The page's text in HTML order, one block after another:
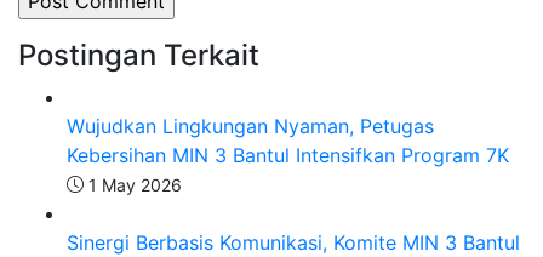
Postingan Terkait
Wujudkan Lingkungan Nyaman, Petugas
Kebersihan MIN 3 Bantul Intensifkan Program 7K
1 May 2026
Sinergi Berbasis Komunikasi, Komite MIN 3 Bantul